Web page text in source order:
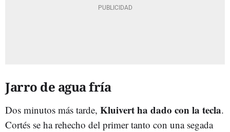
Jarro de agua fría
Dos minutos más tarde, Kluivert ha dado con la tecla.
Cortés se ha rehecho del primer tanto con una segada